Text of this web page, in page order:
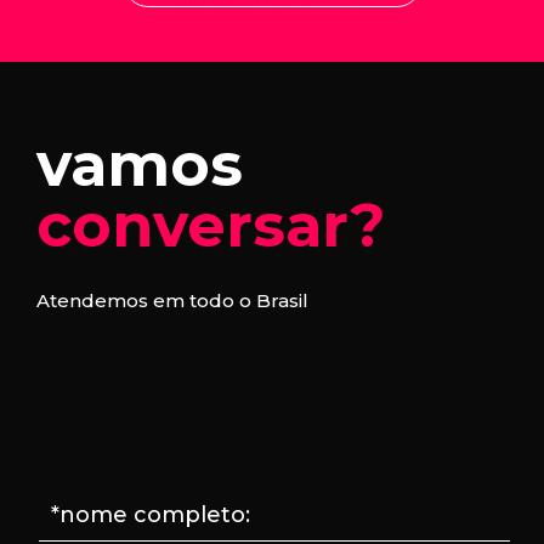
vamos
conversar?
Atendemos em todo o Brasil
*nome completo: